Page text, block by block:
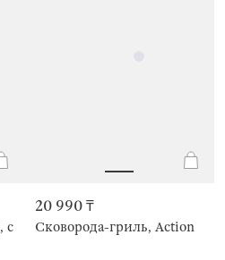
с
20 990 ₸
Сковорода-гриль, Action